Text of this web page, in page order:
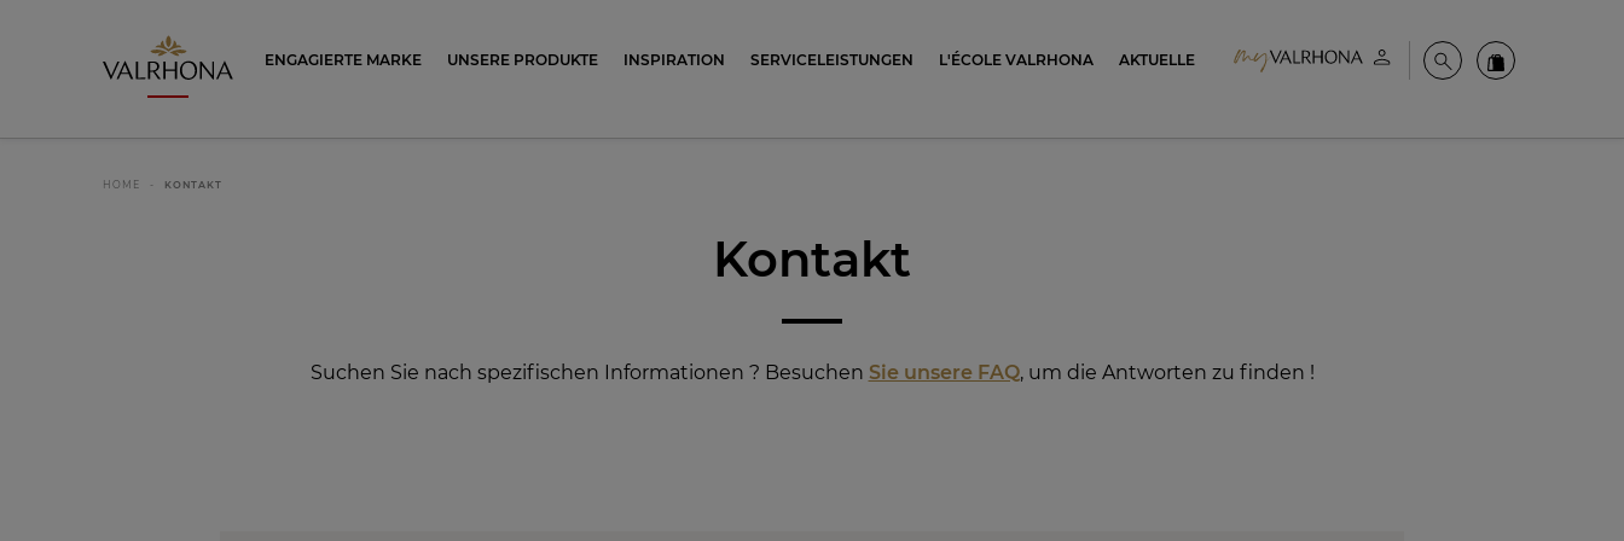
Valrhona - Imaginons le meilleur du chocolat
Mein konto SucheValrhona
ENGAGIERTE MARKE UNSERE PRODUKTE INSPIRATION SERVICELEISTUNGEN L'ÉCOLE VALRHONA AKTUELLE
HOME KONTAKT
Kontakt
Suchen Sie nach spezifischen Informationen ? Besuchen Sie unsere FAQ, um die Antworten zu finden !